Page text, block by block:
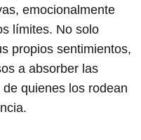
emocionalmente
límites. No solo
propios sentimientos,
a absorber las
quienes los rodean